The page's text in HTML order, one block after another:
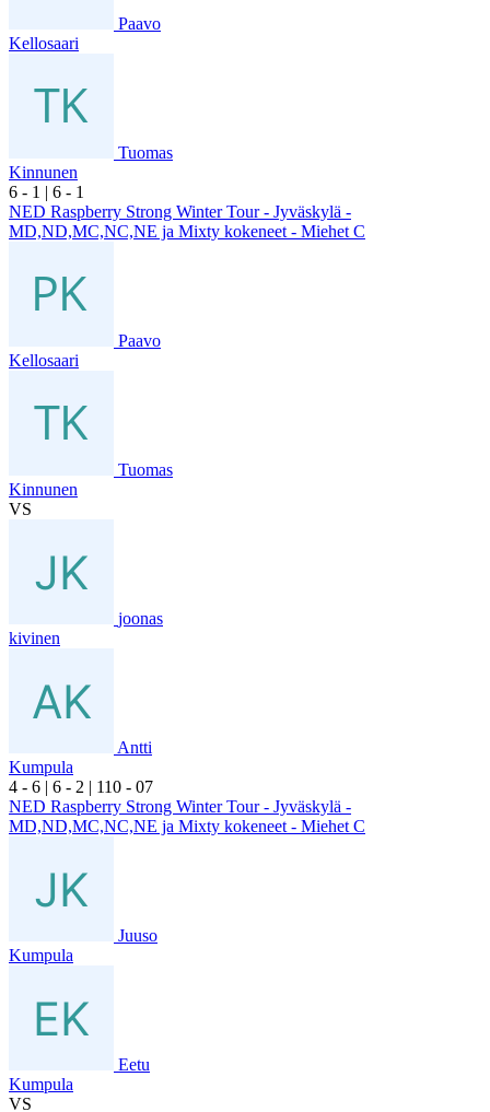
Paavo
Kellosaari
Tuomas
Kinnunen
6 - 1 | 6 - 1
NED Raspberry Strong Winter Tour - Jyväskylä -
MD,ND,MC,NC,NE ja Mixty kokeneet - Miehet C
Paavo
Kellosaari
Tuomas
Kinnunen
VS
joonas
kivinen
Antti
Kumpula
4 - 6 | 6 - 2 | 110 - 07
NED Raspberry Strong Winter Tour - Jyväskylä -
MD,ND,MC,NC,NE ja Mixty kokeneet - Miehet C
Juuso
Kumpula
Eetu
Kumpula
VS